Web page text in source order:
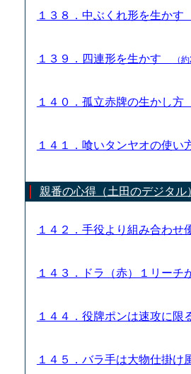
１３８．中ぶくれ形を生かす
１３９．四連形を生かす （
１４０．孤立赤牌の生かし方
１４１．喰いタンヤオの使い
親番の心得（土田のデジタル
１４２．手役より組み合わ
１４３．ドラ（赤）１リー
１４４．役牌ポンは速攻に限
１４５．バラ手は大物仕掛